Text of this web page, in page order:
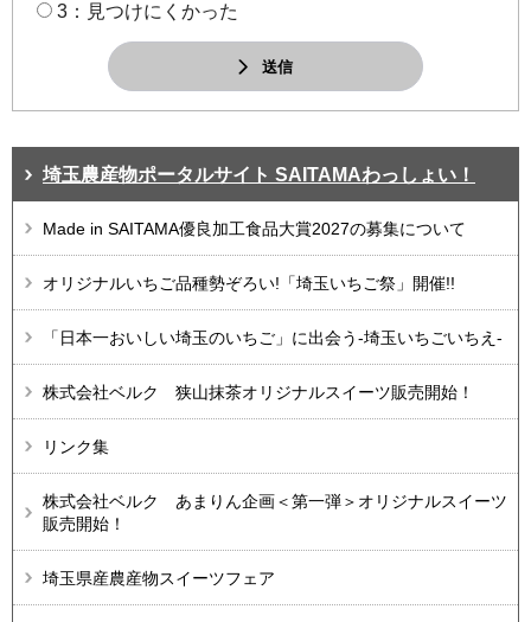
3：見つけにくかった
送信
埼玉農産物ポータルサイト SAITAMAわっしょい！
Made in SAITAMA優良加工食品大賞2027の募集について
オリジナルいちご品種勢ぞろい!「埼玉いちご祭」開催!!
「日本一おいしい埼玉のいちご」に出会う-埼玉いちごいちえ-
株式会社ベルク 狭山抹茶オリジナルスイーツ販売開始！
リンク集
株式会社ベルク あまりん企画＜第一弾＞オリジナルスイーツ
販売開始！
埼玉県産農産物スイーツフェア